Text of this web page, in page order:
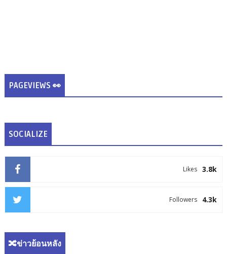
PAGEVIEWS 👀
SOCIALIZE
3.8k
Likes
4.3k
Followers
🔀ข่าวย้อนหลัง